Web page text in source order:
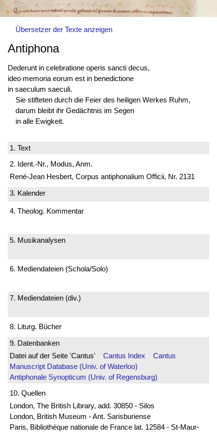
Übersetzer der Texte anzeigen
Antiphona
Dederunt in celebratione operis sancti decus,
ideo memoria eorum est in benedictione
in saeculum saeculi.
Sie stifteten durch die Feier des heiligen Werkes Ruhm,
darum bleibt ihr Gedächtnis im Segen
in alle Ewigkeit.
1. Text
2. Ident.-Nr., Modus, Anm.
René-Jean Hesbert, Corpus antiphonalium Officii, Nr. 2131
3. Kalender
4. Theolog. Kommentar
5. Musikanalysen
6. Mediendateien (Schola/Solo)
7. Mediendateien (div.)
8. Liturg. Bücher
9. Datenbanken
Datei auf der Seite 'Cantus' Cantus Index
Cantus
Manuscript Database (Univ. of Waterloo)
Antiphonale Synopticum (Univ. of Regensburg)
10. Quellen
London, The British Library, add. 30850 - Silos
London, British Museum - Ant. Sarisburiense
Paris, Bibliothèque nationale de France lat. 12584 - St-Maur-